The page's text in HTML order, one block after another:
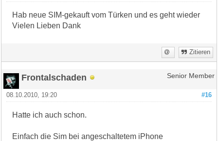
Hab neue SIM-gekauft vom Türken und es geht wieder
Vielen Lieben Dank
Zitieren
Frontalschaden Senior Member
#16
08.10.2010, 19:20
Hatte ich auch schon.
Einfach die Sim bei angeschaltetem iPhone